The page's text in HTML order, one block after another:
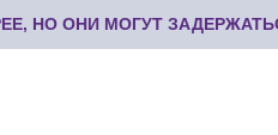
НО ОНИ МОГУТ